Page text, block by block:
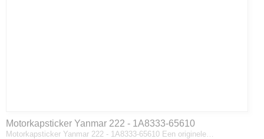
Motorkapsticker Yanmar 222 - 1A8333-65610
Motorkapsticker Yanmar 222 - 1A8333-65610 Een originele…